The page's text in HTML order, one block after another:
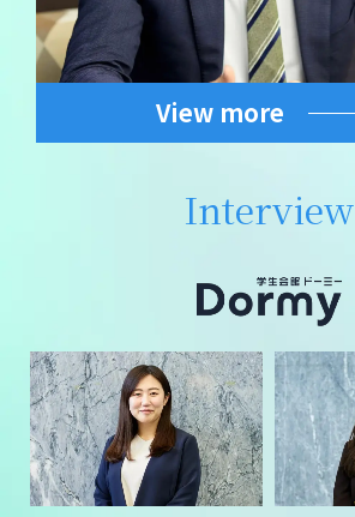
View more
Interview